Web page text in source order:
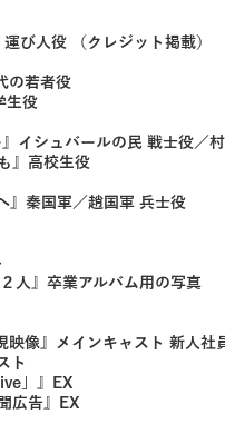
び人役 （クレジット掲載）
の若者役
生役
イシュバールの民 戦士役／
』高校生役
』秦国軍／趙国軍 兵士役
人』卒業アルバム用の写真
像』メインキャスト 新人社
ト
」』EX
広告』EX